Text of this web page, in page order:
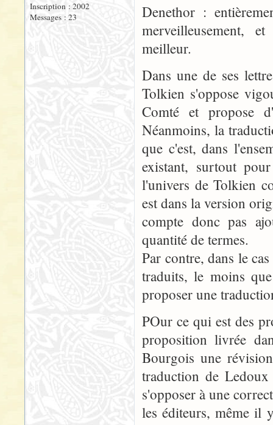
Inscription : 2002
Messages : 23
Denethor :
merveilleusement,
meilleur.
Dans une de ses
Tolkien s'oppose
Comté et propose
Néanmoins, la
que c'est, dans
existant, surtout
l'univers de Tolkien
est dans la version
compte donc pas
quantité de termes.
Par contre, dans le
traduits, le moins
proposer une
POur ce qui est des
proposition livrée
Bourgois une
traduction de
s'opposer à une
les éditeurs, même il